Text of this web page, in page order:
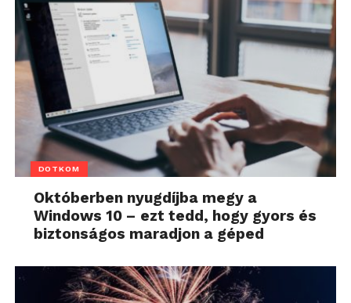
DOTKOM
Októberben nyugdíjba megy a
Windows 10 – ezt tedd, hogy gyors és
biztonságos maradjon a géped